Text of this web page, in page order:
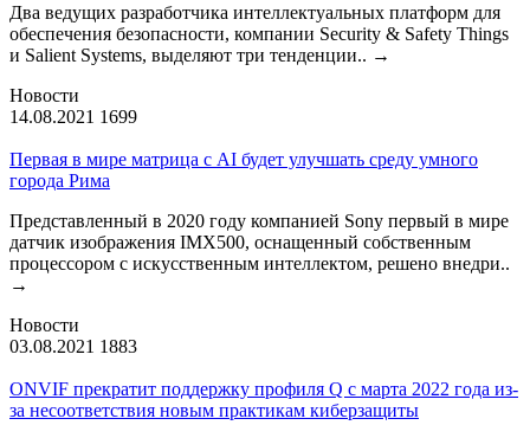
Два ведущих разработчика интеллектуальных платформ для
обеспечения безопасности, компании Security & Safety Things
и Salient Systems, выделяют три тенденции.. →
Новости
14.08.2021 1699
Первая в мире матрица с AI будет улучшать среду умного
города Рима
Представленный в 2020 году компанией Sony первый в мире
датчик изображения IMX500, оснащенный собственным
процессором с искусственным интеллектом, решено внедри..
→
Новости
03.08.2021 1883
ONVIF прекратит поддержку профиля Q с марта 2022 года из-
за несоответствия новым практикам киберзащиты